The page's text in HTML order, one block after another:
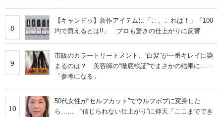
8
【キャンドゥ】新作アイテムに「こ、これは！」「100
均で買えるとは!!」 プロも驚きの仕上がりに反響
9
市販のカラートリートメント、“白髪”が一番キレイに染
まるのは？ 美容師の“徹底検証”でまさかの結果に……
「参考になる」
10
50代女性が“セルフカット”でウルフボブに変身した
ら…… “信じられない仕上がり”に仰天「ここまででき